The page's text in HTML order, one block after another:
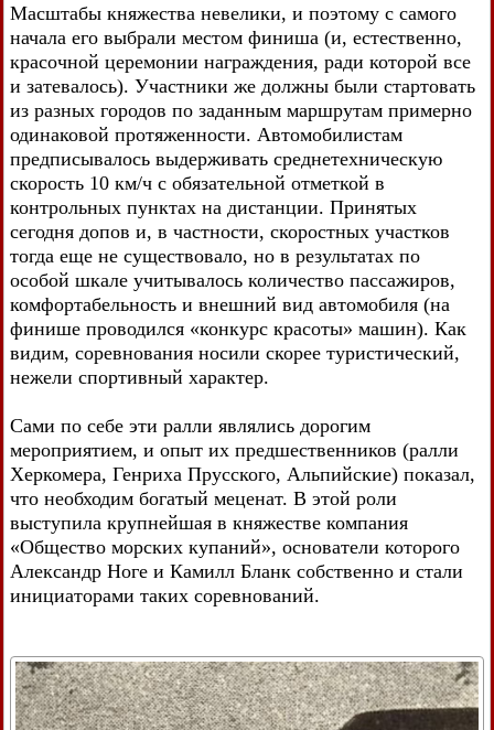
Масштабы княжества невелики, и поэтому с самого
начала его выбрали местом финиша (и, естественно,
красочной церемонии награждения, ради которой все
и затевалось). Участники же должны были стартовать
из разных городов по заданным маршрутам примерно
одинаковой протяженности. Автомобилистам
предписывалось выдерживать среднетехническую
скорость 10 км/ч с обязательной отметкой в
контрольных пунктах на дистанции. Принятых
сегодня допов и, в частности, скоростных участков
тогда еще не существовало, но в результатах по
особой шкале учитывалось количество пассажиров,
комфортабельность и внешний вид автомобиля (на
финише проводился «конкурс красоты» машин). Как
видим, соревнования носили скорее туристический,
нежели спортивный характер.
Сами по себе эти ралли являлись дорогим
мероприятием, и опыт их предшественников (ралли
Херкомера, Генриха Прусского, Альпийские) показал,
что необходим богатый меценат. В этой роли
выступила крупнейшая в княжестве компания
«Общество морских купаний», основатели которого
Александр Ноге и Камилл Бланк собственно и стали
инициаторами таких соревнований.